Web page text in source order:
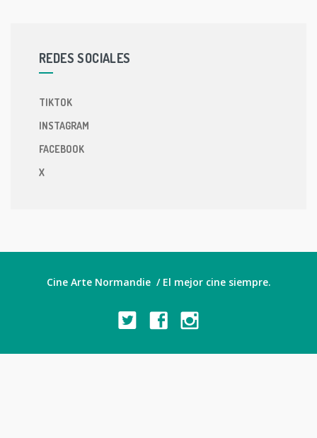
REDES SOCIALES
TIKTOK
INSTAGRAM
FACEBOOK
X
Cine Arte Normandie / El mejor cine siempre.